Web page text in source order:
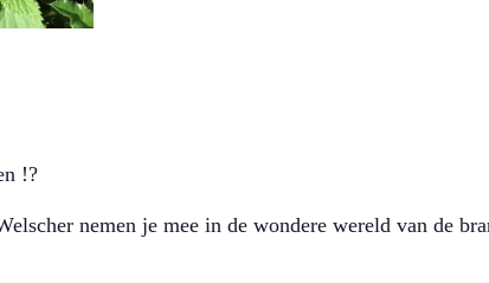
!?
nemen je mee in de wondere wereld van de